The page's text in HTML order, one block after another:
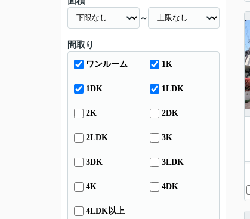
～
間取り
ワンルーム 1K
1DK 1LDK
2K 2DK
2LDK 3K
3DK 3LDK
4K 4DK
4LDK以上